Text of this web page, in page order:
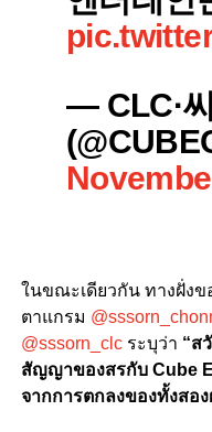
— CLC·
ในขณะเดียวกัน ทางฝั่ง
ตาแกรม
@sssorn_clcระบุว่า “ส
สัญญาของสรกับ Cube
จากการตกลงของทั้งสอง